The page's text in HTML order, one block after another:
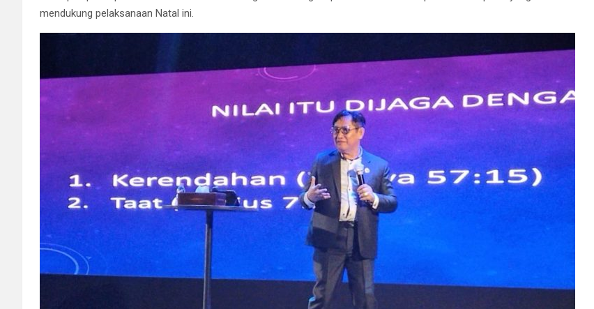
mendukung pelaksanaan Natal ini.